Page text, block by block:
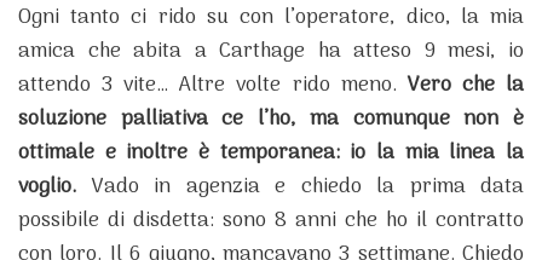
Ogni tanto ci rido su con l’operatore, dico, la mia
amica che abita a Carthage ha atteso 9 mesi, io
attendo 3 vite… Altre volte rido meno.Vero che la
soluzione palliativa ce l’ho, ma comunque non è
ottimale e inoltre è temporanea: io la mia linea la
voglio.Vado in agenzia e chiedo la prima data
possibile di disdetta: sono 8 anni che ho il contratto